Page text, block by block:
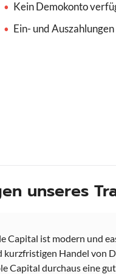
Kein Demokonto
Ein- und
unseres
Capital ist modern und
kurzfristigen Handel von
Capital durchaus eine